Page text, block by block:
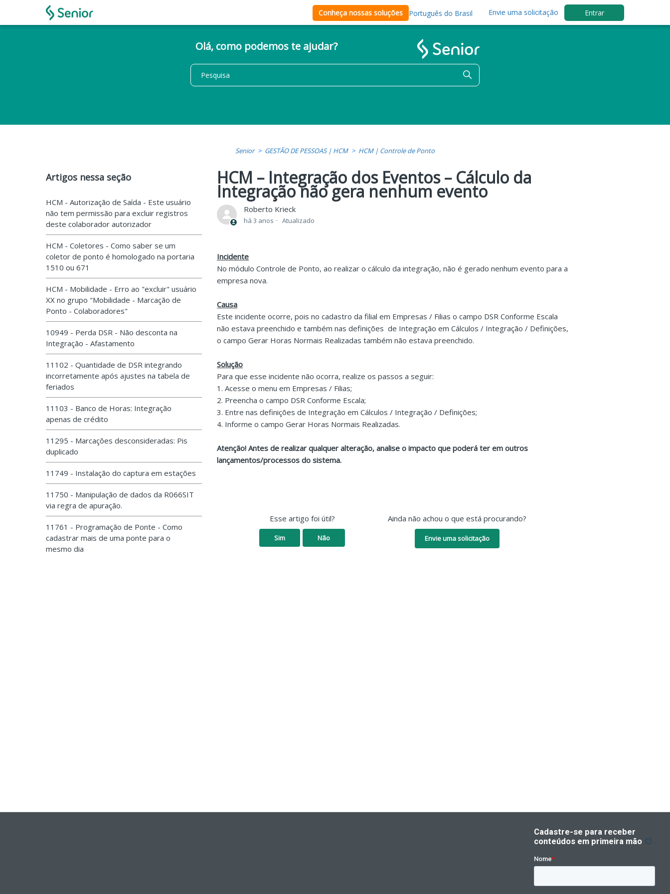
Conheça nossas soluções Português do Brasil Envie uma solicitação Entrar
Olá, como podemos te ajudar?
Senior GESTÃO DE PESSOAS | HCM HCM | Controle de Ponto
Artigos nessa seção
HCM - Autorização de Saída - Este usuário
não tem permissão para excluir registros
deste colaborador autorizador
HCM - Coletores - Como saber se um
coletor de ponto é homologado na portaria
1510 ou 671
HCM - Mobilidade - Erro ao "excluir" usuário
XX no grupo "Mobilidade - Marcação de
Ponto - Colaboradores"
10949 - Perda DSR - Não desconta na
Integração - Afastamento
11102 - Quantidade de DSR integrando
incorretamente após ajustes na tabela de
feriados
11103 - Banco de Horas: Integração
apenas de crédito
11295 - Marcações desconsideradas: Pis
duplicado
11749 - Instalação do captura em estações
11750 - Manipulação de dados da R066SIT
via regra de apuração.
11761 - Programação de Ponte - Como
cadastrar mais de uma ponte para o
mesmo dia
HCM – Integração dos Eventos – Cálculo da
Integração não gera nenhum evento
Roberto Krieck
há 3 anos Atualizado
Incidente
No módulo Controle de Ponto, ao realizar o cálculo da integração, não é gerado nenhum evento para a
empresa nova.
Causa
Este incidente ocorre, pois no cadastro da filial em Empresas / Filias o campo DSR Conforme Escala
não estava preenchido e também nas definições de Integração em Cálculos / Integração / Definições,
o campo Gerar Horas Normais Realizadas também não estava preenchido.
Solução
Para que esse incidente não ocorra, realize os passos a seguir:
1. Acesse o menu em Empresas / Filias;
2. Preencha o campo DSR Conforme Escala;
3. Entre nas definições de Integração em Cálculos / Integração / Definições;
4. Informe o campo Gerar Horas Normais Realizadas.
Atenção! Antes de realizar qualquer alteração, analise o impacto que poderá ter em outros
lançamentos/processos do sistema.
Esse artigo foi útil?
Sim Não
Ainda não achou o que está procurando?
Envie uma solicitação